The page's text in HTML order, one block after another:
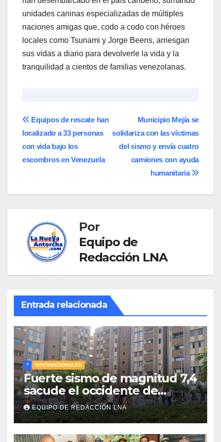
unidades caninas especializadas de múltiples
naciones amigas que, codo a codo con héroes
locales como Tsunami y Jorge Beens, arriesgan
sus vidas a diario para devolverle la vida y la
tranquilidad a cientos de familias venezolanas.
Navegación
de
entradas
Municipio Mejía se
solidariza con las víctimas
del sismo y envía cuatro
camiones con ayuda
humanitaria
Equipos de rescate han
localizado a 33 personas
con vida bajo los
escombros en Venezuela
Por
Equipo de
Redacción LNA
Entrada relacionada
* INTERNACIONALES
Fuerte sismo de magnitud 7,4
sacude el occidente de
Colombia y deja graves daños
en Chocó
EQUIPO DE REDACCIÓN LNA